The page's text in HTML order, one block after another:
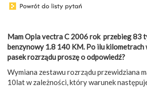
Mam Opla vectra C 2006 rok przebieg 83
benzynowy 1.8 140 KM. Po ilu kilometrach
pasek rozrządu proszę o odpowiedź?
Wymiana zestawu rozrządu przewidziana
10lat w zależności, który warunek